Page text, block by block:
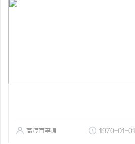
高淳百事通 1970-01-01